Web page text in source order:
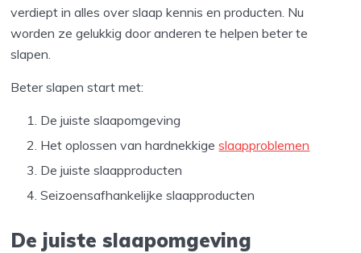
verdiept in alles over slaap kennis en producten. Nu
worden ze gelukkig door anderen te helpen beter te
slapen.
Beter slapen start met:
De juiste slaapomgeving
Het oplossen van hardnekkigeslaapproblemen
De juiste slaapproducten
Seizoensafhankelijke slaapproducten
De juiste slaapomgeving